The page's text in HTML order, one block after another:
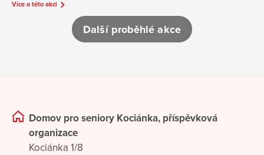
Více o této akci
Další proběhlé akce
Domov pro seniory Kociánka, příspěvková
organizace
Kociánka 1/8